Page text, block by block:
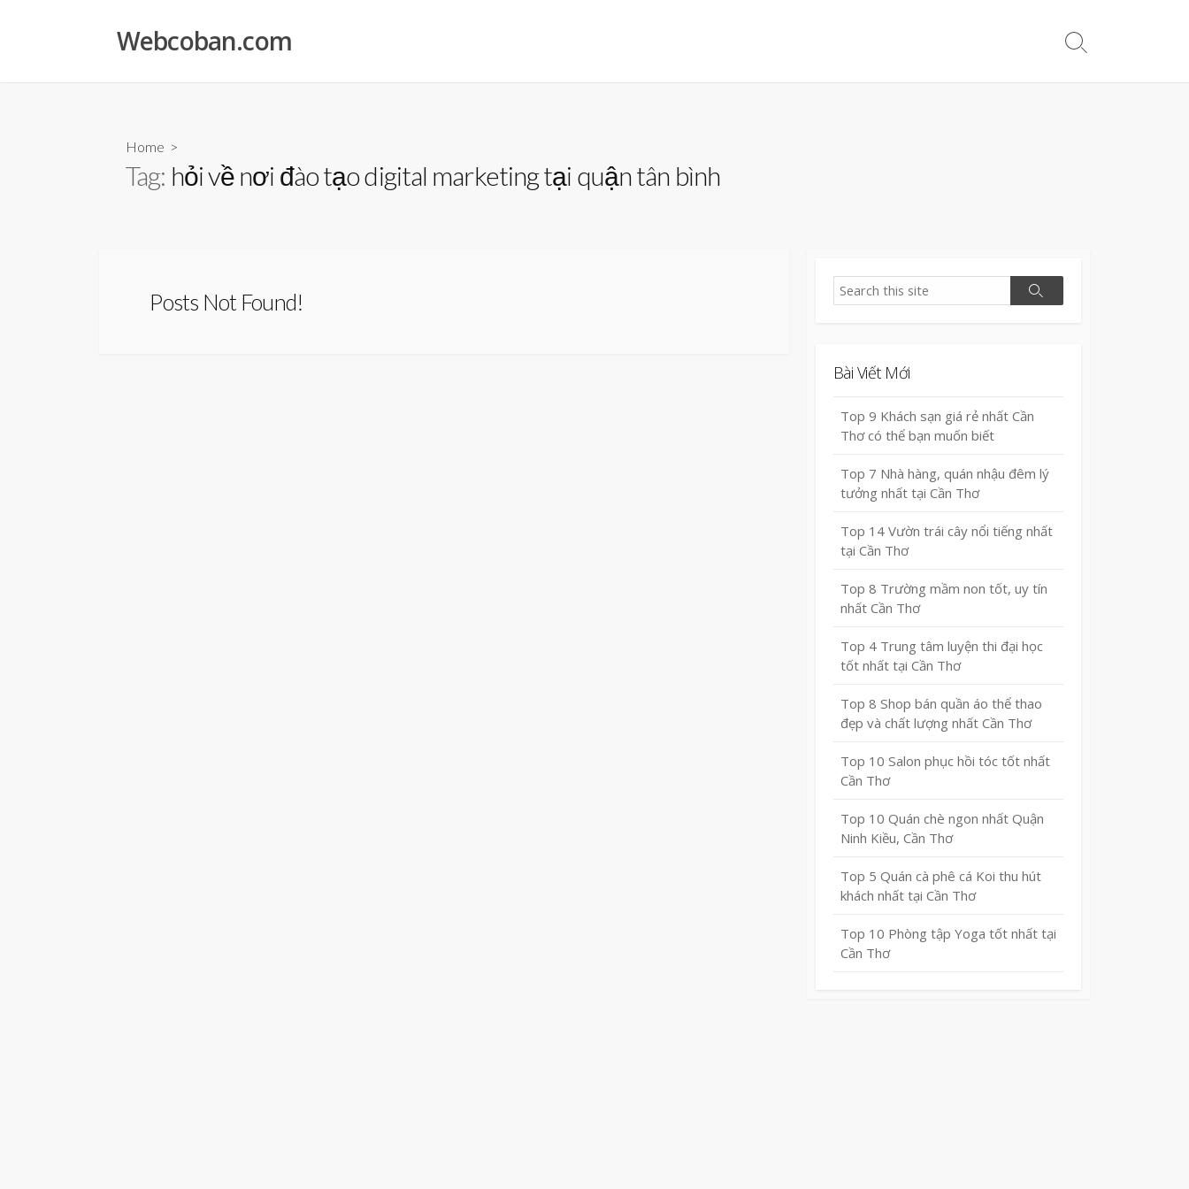
Webcoban.com
Search
Home >
Tag: hỏi về nơi đào tạo digital marketing tại quận tân bình
Posts Not Found!
Search
Search
Bài Viết Mới
Top 9 Khách sạn giá rẻ nhất Cần
Thơ có thể bạn muốn biết
Top 7 Nhà hàng, quán nhậu đêm lý
tưởng nhất tại Cần Thơ
Top 14 Vườn trái cây nổi tiếng nhất
tại Cần Thơ
Top 8 Trường mầm non tốt, uy tín
nhất Cần Thơ
Top 4 Trung tâm luyện thi đại học
tốt nhất tại Cần Thơ
Top 8 Shop bán quần áo thể thao
đẹp và chất lượng nhất Cần Thơ
Top 10 Salon phục hồi tóc tốt nhất
Cần Thơ
Top 10 Quán chè ngon nhất Quận
Ninh Kiều, Cần Thơ
Top 5 Quán cà phê cá Koi thu hút
khách nhất tại Cần Thơ
Top 10 Phòng tập Yoga tốt nhất tại
Cần Thơ